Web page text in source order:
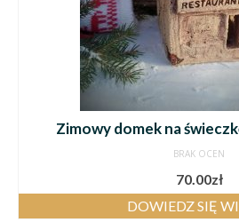
Zimowy domek na
BRAK OCEN
70.00zł
DOWIEDZ SIĘ